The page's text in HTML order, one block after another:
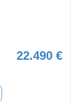
22.490 €